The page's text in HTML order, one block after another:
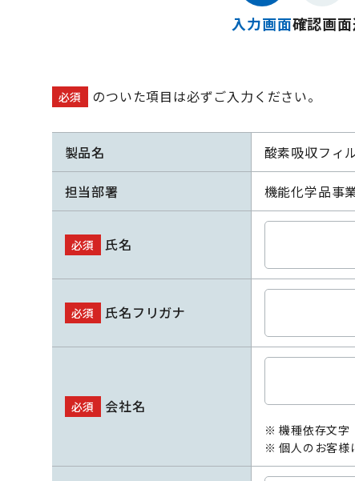
入力画面確認画面
必須 のついた項目は必ずご入力ください。
製品名 酸素吸収フィ
担当部署 機能化学品事
必須 氏名
必須 氏名フリガナ
必須 会社名
※ 機種依存文字
※ 個人のお客様